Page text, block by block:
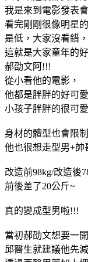
我是來到電影發表
看完剛剛很像明星
是低，大家沒看錯，
這就是大家童年的
郝劭文阿!!!
從小看他的電影，
他都是胖胖的好可愛
小孩子胖胖的很可
身材的體型也會限
他也很想走型男+帥
改造前98kg/改造後
前後差了20公斤~
真的變成型男啦!!!
當初郝劭文想要一
邱醫生就建議他先